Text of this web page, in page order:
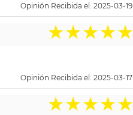
Opinión Recibida el: 2025-03-19
★★★★★
Opinión Recibida el: 2025-03-17
★★★★★